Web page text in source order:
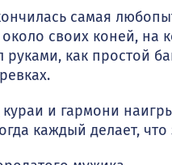
самая
своих коней, на
руками, как простой
и гармони
каждый делает, что